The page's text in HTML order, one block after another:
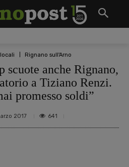
Rignano sull'Arno
scuote anche Rignano,
a Tiziano Renzi.
promesso soldi”
2017 641